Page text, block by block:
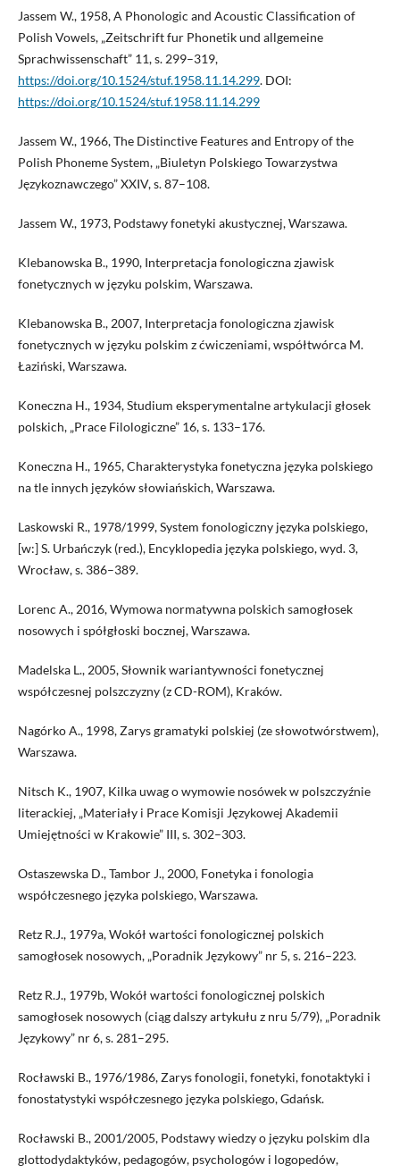
Jassem W., 1958, A Phonologic and Acoustic Classification of
Polish Vowels, „Zeitschrift fur Phonetik und allgemeine
Sprachwissenschaft” 11, s. 299–319,
https://doi.org/10.1524/stuf.1958.11.14.299. DOI:
https://doi.org/10.1524/stuf.1958.11.14.299
Jassem W., 1966, The Distinctive Features and Entropy of the
Polish Phoneme System, „Biuletyn Polskiego Towarzystwa
Językoznawczego” XXIV, s. 87–108.
Jassem W., 1973, Podstawy fonetyki akustycznej, Warszawa.
Klebanowska B., 1990, Interpretacja fonologiczna zjawisk
fonetycznych w języku polskim, Warszawa.
Klebanowska B., 2007, Interpretacja fonologiczna zjawisk
fonetycznych w języku polskim z ćwiczeniami, współtwórca M.
Łaziński, Warszawa.
Koneczna H., 1934, Studium eksperymentalne artykulacji głosek
polskich, „Prace Filologiczne” 16, s. 133–176.
Koneczna H., 1965, Charakterystyka fonetyczna języka polskiego
na tle innych języków słowiańskich, Warszawa.
Laskowski R., 1978/1999, System fonologiczny języka polskiego,
[w:] S. Urbańczyk (red.), Encyklopedia języka polskiego, wyd. 3,
Wrocław, s. 386–389.
Lorenc A., 2016, Wymowa normatywna polskich samogłosek
nosowych i spółgłoski bocznej, Warszawa.
Madelska L., 2005, Słownik wariantywności fonetycznej
współczesnej polszczyzny (z CD-ROM), Kraków.
Nagórko A., 1998, Zarys gramatyki polskiej (ze słowotwórstwem),
Warszawa.
Nitsch K., 1907, Kilka uwag o wymowie nosówek w polszczyźnie
literackiej, „Materiały i Prace Komisji Językowej Akademii
Umiejętności w Krakowie” III, s. 302–303.
Ostaszewska D., Tambor J., 2000, Fonetyka i fonologia
współczesnego języka polskiego, Warszawa.
Retz R.J., 1979a, Wokół wartości fonologicznej polskich
samogłosek nosowych, „Poradnik Językowy” nr 5, s. 216–223.
Retz R.J., 1979b, Wokół wartości fonologicznej polskich
samogłosek nosowych (ciąg dalszy artykułu z nru 5/79), „Poradnik
Językowy” nr 6, s. 281–295.
Rocławski B., 1976/1986, Zarys fonologii, fonetyki, fonotaktyki i
fonostatystyki współczesnego języka polskiego, Gdańsk.
Rocławski B., 2001/2005, Podstawy wiedzy o języku polskim dla
glottodydaktyków, pedagogów, psychologów i logopedów,